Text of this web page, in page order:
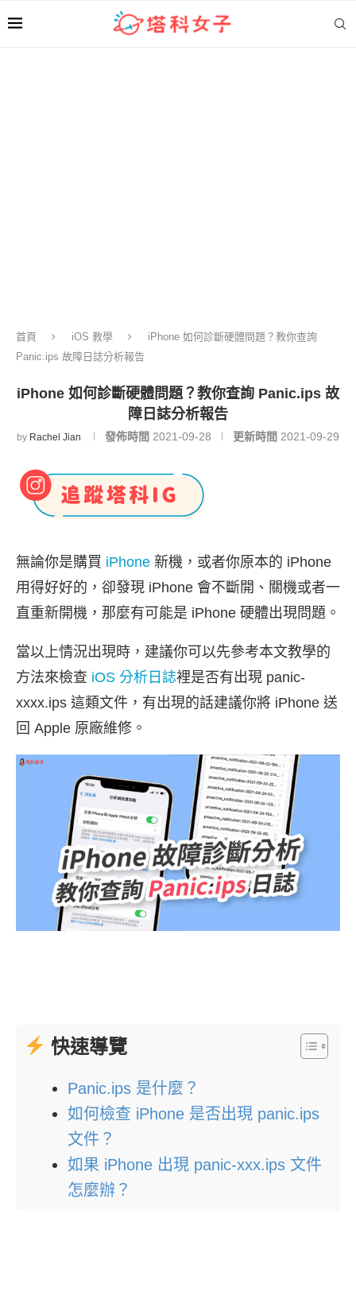
首頁 iOS 教學
iPhone 如何診斷硬體問題？教你查詢
Panic.ips 故障日誌分析報告
iPhone 如何診斷硬體問題？教你查詢 Panic.ips 故
障日誌分析報告
by Rachel Jian 發佈時間 2021-09-28 更新時間 2021-09-29
無論你是購買 iPhone 新機，或者你原本的 iPhone
用得好好的，卻發現 iPhone 會不斷開、關機或者一
直重新開機，那麼有可能是 iPhone 硬體出現問題。
當以上情況出現時，建議你可以先參考本文教學的
方法來檢查 iOS 分析日誌裡是否有出現 panic-
xxxx.ips 這類文件，有出現的話建議你將 iPhone 送
回 Apple 原廠維修。
快速導覽
Panic.ips 是什麼？
如何檢查 iPhone 是否出現 panic.ips
文件？
如果 iPhone 出現 panic-xxx.ips 文件
怎麼辦？